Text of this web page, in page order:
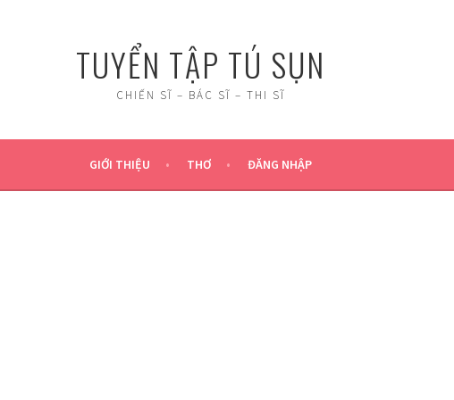
TUYỂN TẬP TÚ SỤN
CHIẾN SĨ – BÁC SĨ – THI SĨ
GIỚI THIỆU THƠ ĐĂNG NHẬP